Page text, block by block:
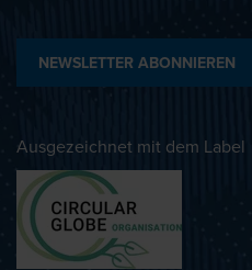
NEWSLETTER ABONNIEREN
Ausgezeichnet mit dem Label